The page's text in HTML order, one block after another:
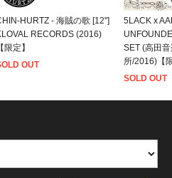
HURTZ - 海賊の歌 [12"]
RECORDS (2016)
【限定】
OUT
5LACK x
SET (高田
所/2016)【
SOLD OUT